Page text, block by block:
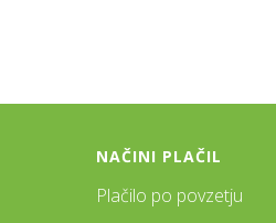
NAČINI PLAČIL
Plačilo po povzetju